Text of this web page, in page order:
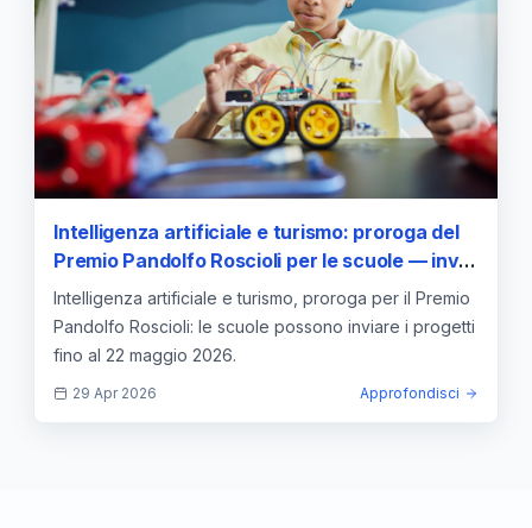
Intelligenza artificiale e turismo: proroga del
Premio Pandolfo Roscioli per le scuole — invio
progetti entro il 22 maggio 2026
Intelligenza artificiale e turismo, proroga per il Premio
Pandolfo Roscioli: le scuole possono inviare i progetti
fino al 22 maggio 2026.
29 Apr 2026 Approfondisci